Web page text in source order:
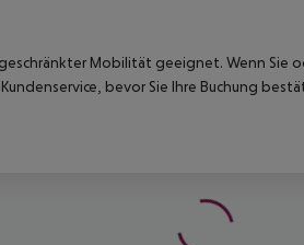
Mobilität geeignet. Wenn Sie
bevor Sie Ihre Buchung